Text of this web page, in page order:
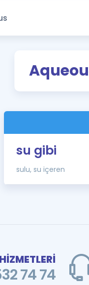
su gibi
sulu, su içeren
74 74